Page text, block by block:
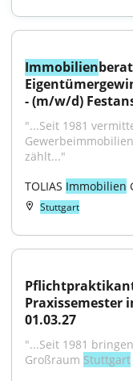
Immobilien
- (m/w/d)
"...Seit 1981
zählt..."
TOLIAS Immobilien
Stuttgart
Praxissemester
01.03.27
"...Seit 1981
Großraum Stuttgart